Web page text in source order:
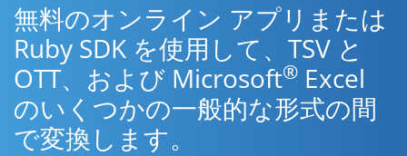
無料のオンライン アプリまたは
Ruby SDK を使用して、TSV と
OTT、および Microsoft® Excel
のいくつかの一般的な形式の間
で変換します。